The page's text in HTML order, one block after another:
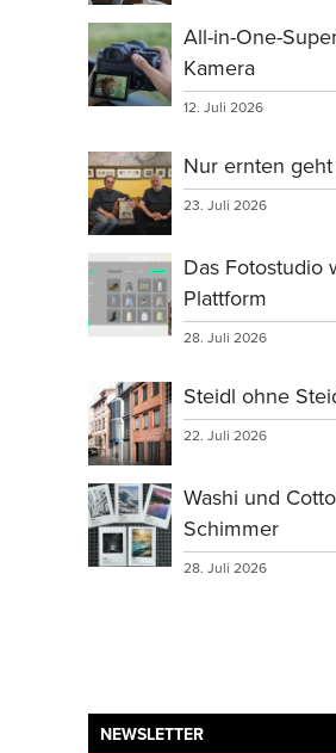
All-in-One-
Kamera
12. Juli 2026
Nur ernten
23. Juli 2026
Das Fotostudio
Plattform
28. Juli 2026
Steidl ohne
22. Juli 2026
Washi und
Schimmer
28. Juli 2026
NEWSLETTER